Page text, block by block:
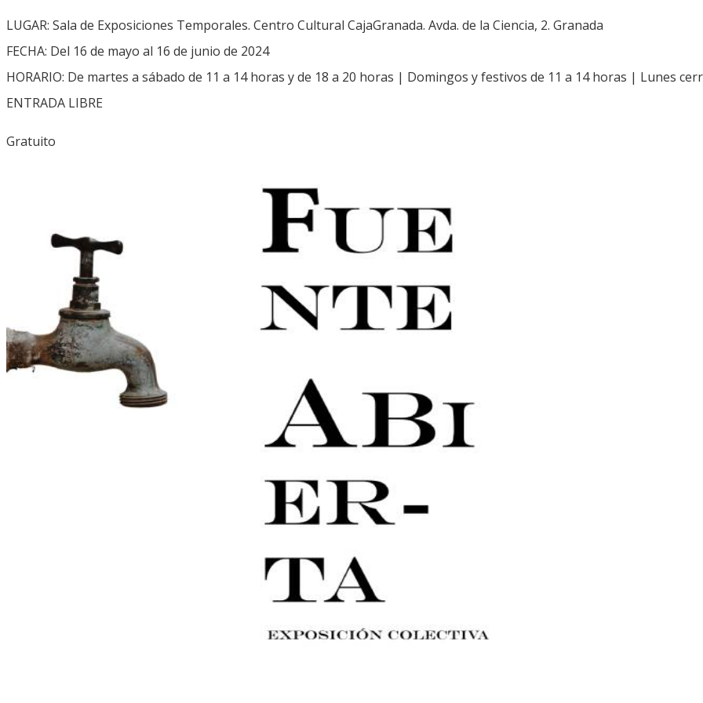
LUGAR: Sala de Exposiciones Temporales. Centro Cultural CajaGranada. Avda. de la Ciencia, 2. Granada
FECHA: Del 16 de mayo al 16 de junio de 2024
HORARIO: De martes a sábado de 11 a 14 horas y de 18 a 20 horas | Domingos y festivos de 11 a 14 horas | Lunes
ENTRADA LIBRE
Gratuito